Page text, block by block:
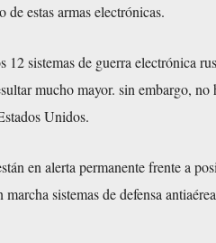
estas armas electrónicas.
12 sistemas de guerra electrónica
mucho mayor. sin embargo,
Unidos.
en alerta permanente frente a
sistemas de defensa